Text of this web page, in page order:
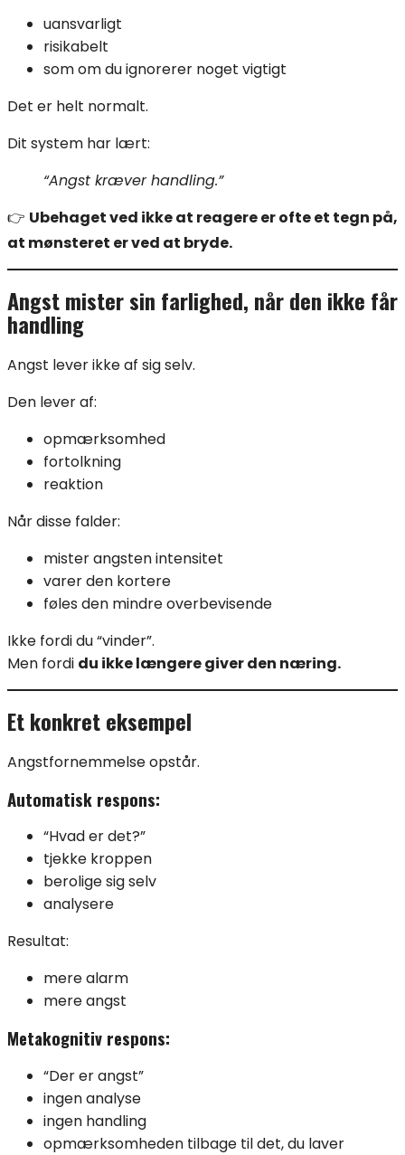
uansvarligt
risikabelt
som om du ignorerer noget vigtigt
Det er helt normalt.
Dit system har lært:
“Angst kræver handling.”
👉 Ubehaget ved ikke at reagere er ofte et tegn på,
at mønsteret er ved at bryde.
Angst mister sin farlighed, når den ikke får
handling
Angst lever ikke af sig selv.
Den lever af:
opmærksomhed
fortolkning
reaktion
Når disse falder:
mister angsten intensitet
varer den kortere
føles den mindre overbevisende
Ikke fordi du “vinder”.
Men fordi du ikke længere giver den næring.
Et konkret eksempel
Angstfornemmelse opstår.
Automatisk respons:
“Hvad er det?”
tjekke kroppen
berolige sig selv
analysere
Resultat:
mere alarm
mere angst
Metakognitiv respons:
“Der er angst”
ingen analyse
ingen handling
opmærksomheden tilbage til det, du laver